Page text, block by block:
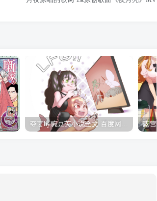
夺妻by豌豆荚小说全文 百度网盘 Duo!